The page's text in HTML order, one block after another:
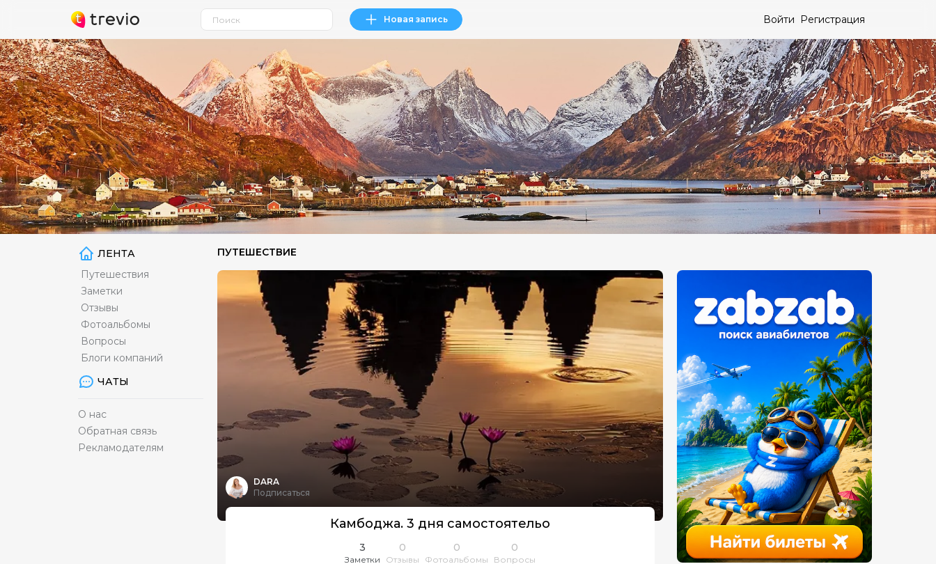
Новая запись Войти Регистрация
ЛЕНТА
Путешествия
Заметки
Отзывы
Фотоальбомы
Вопросы
Блоги компаний
ЧАТЫ
О нас
Обратная связь
Рекламодателям
ПУТЕШЕСТВИЕ
DARA
Подписаться
Камбоджа. 3 дня самостоятельо
3
Заметки
0
Отзывы
0
Фотоальбомы
0
Вопросы